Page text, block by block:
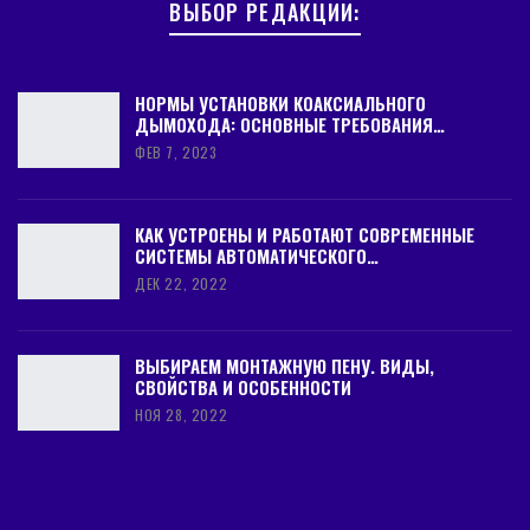
образование щелей между панелями или
работы следует занести и оставить в
помещении рабочий материал на небольшой
промежуток времени: таким образом, вагонка
самым достигнуть определенной температуры
и влажности.
Чтобы обеспечить ей более длительный срок
службы, следует обработать антисептиком и
специальным огнеупорным средством. Кстати,
это также обеспечит определенный оттенок
панелям (ламели).
ВЫБОР РЕДАКЦИИ:
НОРМЫ УСТАНОВКИ КОАКСИАЛЬНОГО
ДЫМОХОДА: ОСНОВНЫЕ ТРЕБОВАНИЯ…
ФЕВ 7, 2023
КАК УСТРОЕНЫ И РАБОТАЮТ СОВРЕМЕННЫЕ
СИСТЕМЫ АВТОМАТИЧЕСКОГО…
ДЕК 22, 2022
ВЫБИРАЕМ МОНТАЖНУЮ ПЕНУ. ВИДЫ,
СВОЙСТВА И ОСОБЕННОСТИ
НОЯ 28, 2022